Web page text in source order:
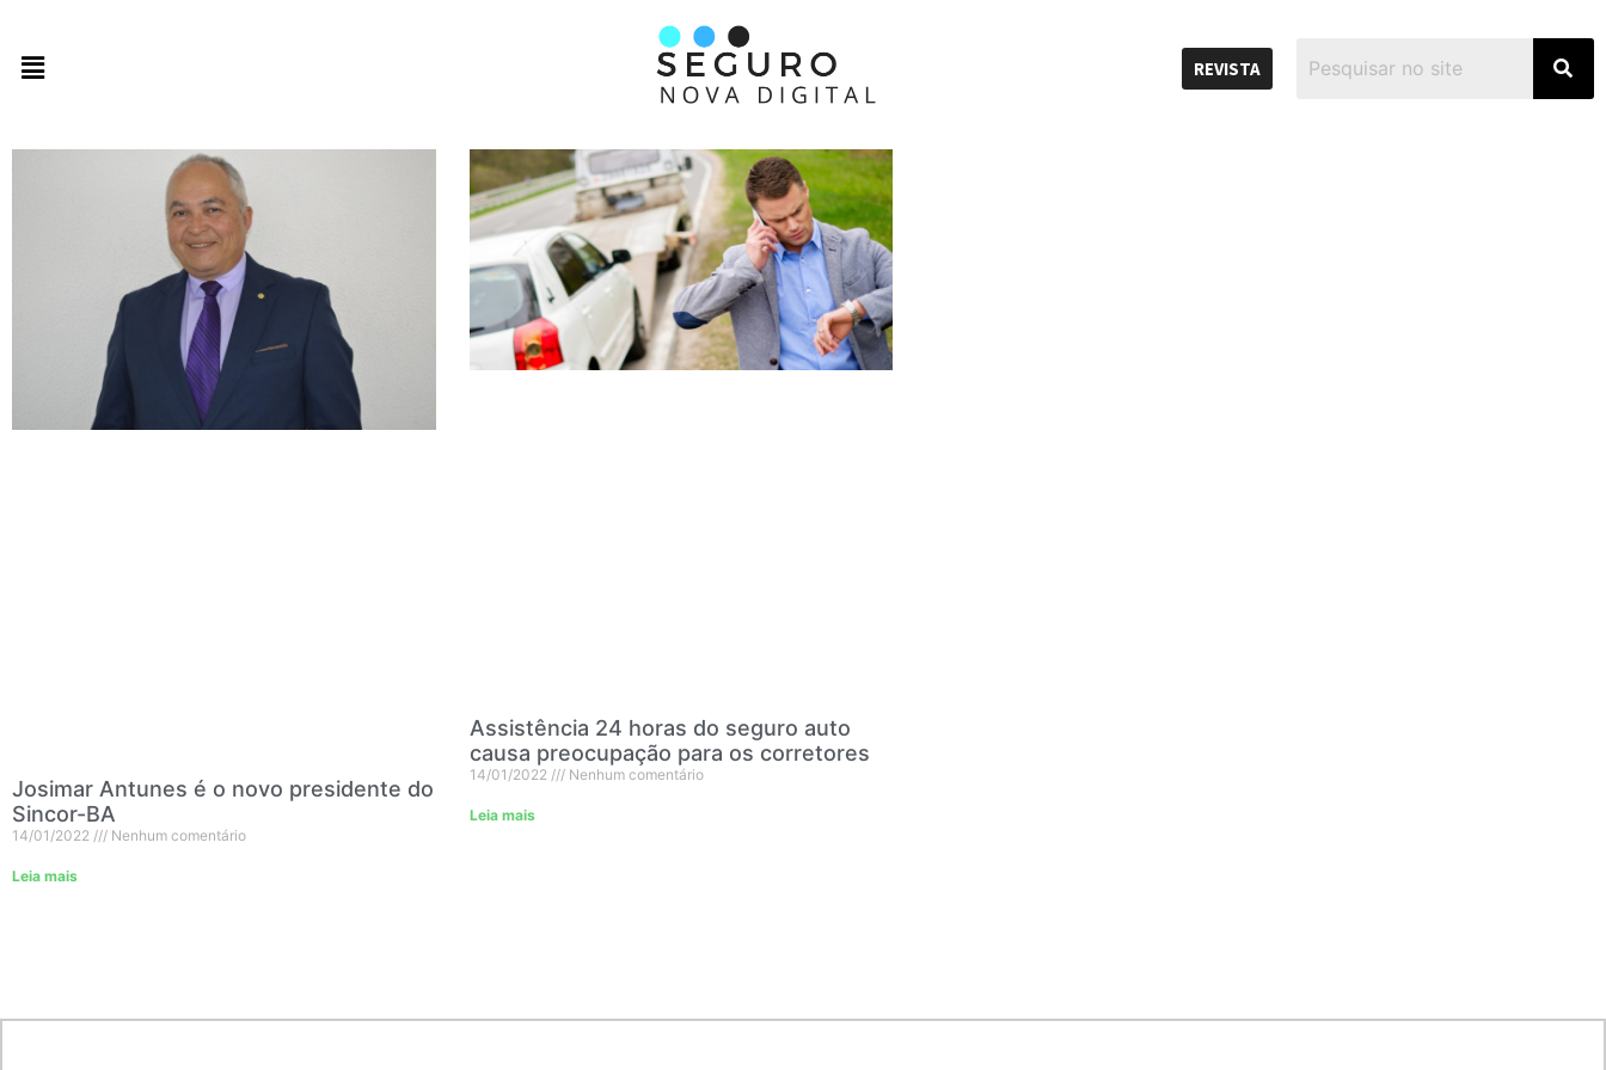
REVISTA
Josimar Antunes é o novo presidente do
Sincor-BA
14/01/2022 Nenhum comentário
Leia mais
Assistência 24 horas do seguro auto
causa preocupação para os corretores
14/01/2022 Nenhum comentário
Leia mais